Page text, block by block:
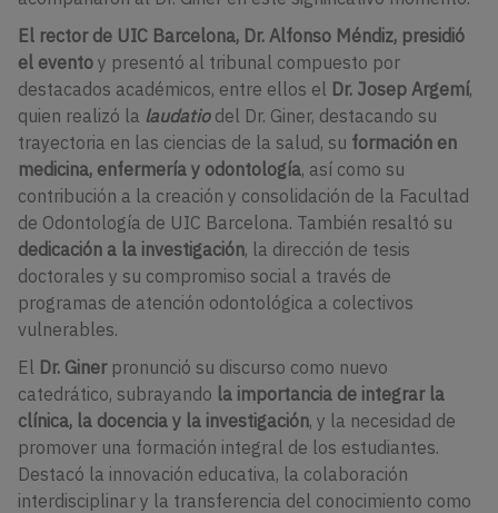
El rector de UIC Barcelona, Dr. Alfonso Méndiz, presidió
el evento y presentó al tribunal compuesto por
destacados académicos, entre ellos el Dr. Josep Argemí,
quien realizó la laudatio del Dr. Giner, destacando su
trayectoria en las ciencias de la salud, su formación en
medicina, enfermería y odontología, así como su
contribución a la creación y consolidación de la Facultad
de Odontología de UIC Barcelona. También resaltó su
dedicación a la investigación, la dirección de tesis
doctorales y su compromiso social a través de
programas de atención odontológica a colectivos
vulnerables.
El Dr. Giner pronunció su discurso como nuevo
catedrático, subrayando la importancia de integrar la
clínica, la docencia y la investigación, y la necesidad de
promover una formación integral de los estudiantes.
Destacó la innovación educativa, la colaboración
interdisciplinar y la transferencia del conocimiento como